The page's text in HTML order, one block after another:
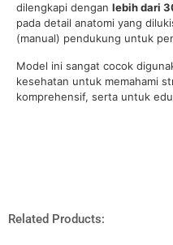
dilengkapi dengan lebih dari
pada detail anatomi yang
(manual) pendukung untuk
Model ini sangat cocok
kesehatan untuk memahami
komprehensif, serta untuk
Related Products: